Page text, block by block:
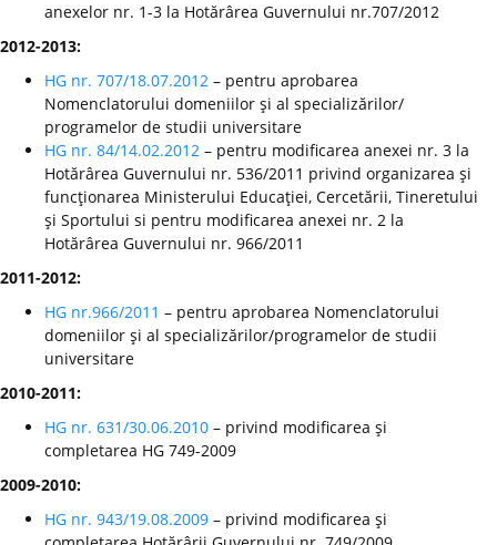
anexelor nr. 1-3 la Hotărârea Guvernului nr.707/2012
2012-2013:
HG nr. 707/18.07.2012 – pentru aprobarea
Nomenclatorului domeniilor şi al specializărilor/
programelor de studii universitare
HG nr. 84/14.02.2012 – pentru modificarea anexei nr. 3 la
Hotărârea Guvernului nr. 536/2011 privind organizarea şi
funcţionarea Ministerului Educaţiei, Cercetării, Tineretului
şi Sportului si pentru modificarea anexei nr. 2 la
Hotărârea Guvernului nr. 966/2011
2011-2012:
HG nr.966/2011 – pentru aprobarea Nomenclatorului
domeniilor şi al specializărilor/programelor de studii
universitare
2010-2011:
HG nr. 631/30.06.2010 – privind modificarea şi
completarea HG 749-2009
2009-2010:
HG nr. 943/19.08.2009 – privind modificarea şi